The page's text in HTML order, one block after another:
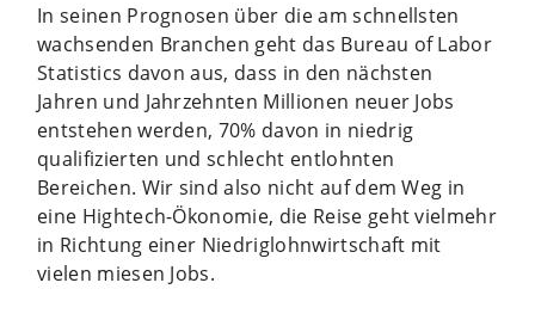
In seinen Prognosen über die am schnellsten
wachsenden Branchen geht das Bureau of Labor
Statistics davon aus, dass in den nächsten
Jahren und Jahrzehnten Millionen neuer Jobs
entstehen werden, 70% davon in niedrig
qualifizierten und schlecht entlohnten
Bereichen. Wir sind also nicht auf dem Weg in
eine Hightech-Ökonomie, die Reise geht vielmehr
in Richtung einer Niedriglohnwirtschaft mit
vielen miesen Jobs.